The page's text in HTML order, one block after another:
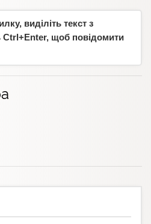
виділіть текст з
Ctrl+Enter, щоб повідомити